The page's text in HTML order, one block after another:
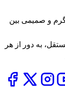
و صمیمی بین
به دور از هر